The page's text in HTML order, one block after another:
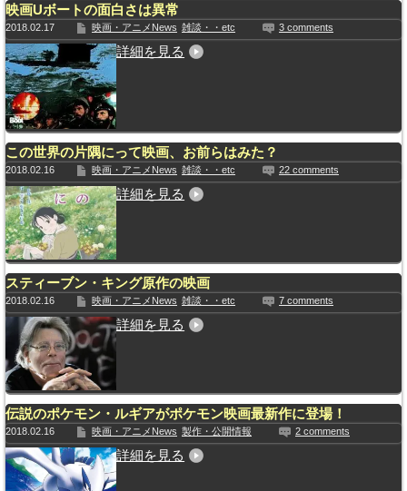
映画Uボートの面白さは異常
2018.02.17 映画・アニメNews 雑談・・etc 3 comments
詳細を見る
この世界の片隅にって映画、お前らはみた？
2018.02.16 映画・アニメNews 雑談・・etc 22 comments
詳細を見る
スティーブン・キング原作の映画
2018.02.16 映画・アニメNews 雑談・・etc 7 comments
詳細を見る
伝説のポケモン・ルギアがポケモン映画最新作に登場！
2018.02.16 映画・アニメNews 製作・公開情報 2 comments
詳細を見る